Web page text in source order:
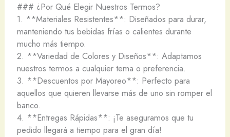
### ¿Por Qué Elegir Nuestros Termos?
1. **Materiales Resistentes**: Diseñados para durar,
manteniendo tus bebidas frías o calientes durante
mucho más tiempo.
2. **Variedad de Colores y Diseños**: Adaptamos
nuestros termos a cualquier tema o preferencia.
3. **Descuentos por Mayoreo**: Perfecto para
aquellos que quieren llevarse más de uno sin romper el
banco.
4. **Entregas Rápidas**: ¡Te aseguramos que tu
pedido llegará a tiempo para el gran día!